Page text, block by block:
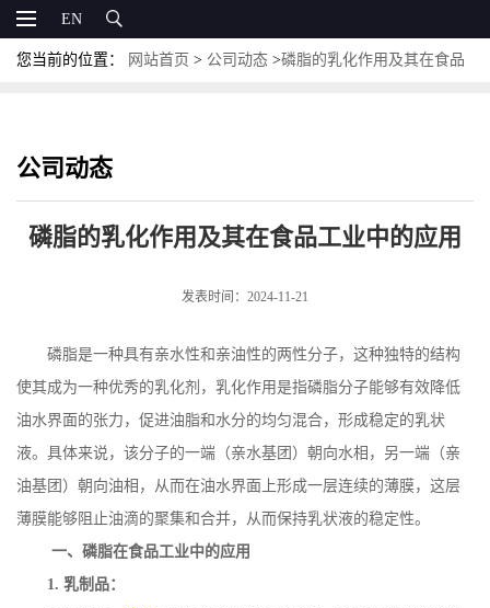
EN
您当前的位置： 网站首页 > 公司动态 >磷脂的乳化作用及其在食品
公司动态
磷脂的乳化作用及其在食品工业中的应用
发表时间：2024-11-21
磷脂是一种具有亲水性和亲油性的两性分子，这种独特的结构
使其成为一种优秀的乳化剂，乳化作用是指磷脂分子能够有效降低
油水界面的张力，促进油脂和水分的均匀混合，形成稳定的乳状
液。具体来说，该分子的一端（亲水基团）朝向水相，另一端（亲
油基团）朝向油相，从而在油水界面上形成一层连续的薄膜，这层
薄膜能够阻止油滴的聚集和合并，从而保持乳状液的稳定性。
一、磷脂在食品工业中的应用
1.乳制品：